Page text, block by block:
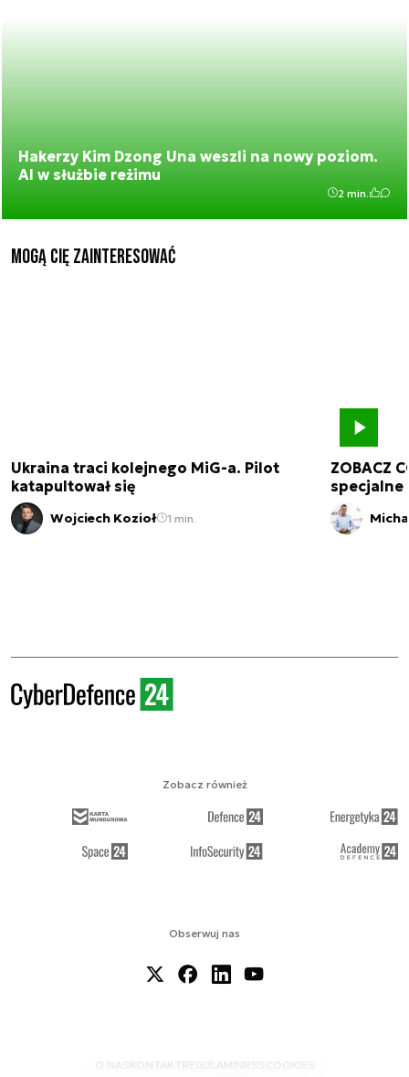
Hakerzy Kim Dzong Una weszli na nowy poziom.
AI w służbie reżimu
2 min.
Mogą Cię zainteresować
Ukraina traci kolejnego MiG-a. Pilot
katapultował się
Wojciech Kozioł 1 min.
ZOBACZ
specjalne
Obserwuj nas
O NAS KONTAKTREGULAMINRSS COOKIES
Zobacz również